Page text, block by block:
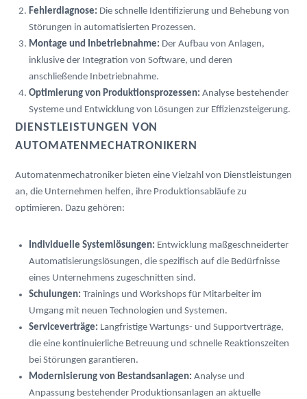
Fehlerdiagnose: Die schnelle Identifizierung und Behebung von
Störungen in automatisierten Prozessen.
Montage und Inbetriebnahme: Der Aufbau von Anlagen,
inklusive der Integration von Software, und deren
anschließende Inbetriebnahme.
Optimierung von Produktionsprozessen: Analyse bestehender
Systeme und Entwicklung von Lösungen zur Effizienzsteigerung.
DIENSTLEISTUNGEN VON
AUTOMATENMECHATRONIKERN
Automatenmechatroniker bieten eine Vielzahl von Dienstleistungen
an, die Unternehmen helfen, ihre Produktionsabläufe zu
optimieren. Dazu gehören:
Individuelle Systemlösungen: Entwicklung maßgeschneiderter
Automatisierungslösungen, die spezifisch auf die Bedürfnisse
eines Unternehmens zugeschnitten sind.
Schulungen: Trainings und Workshops für Mitarbeiter im
Umgang mit neuen Technologien und Systemen.
Serviceverträge: Langfristige Wartungs- und Supportverträge,
die eine kontinuierliche Betreuung und schnelle Reaktionszeiten
bei Störungen garantieren.
Modernisierung von Bestandsanlagen: Analyse und
Anpassung bestehender Produktionsanlagen an aktuelle